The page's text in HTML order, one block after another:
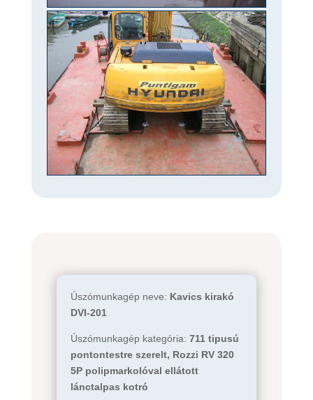
Úszómunkagép neve: Kavics kirakó
DVI-201
Úszómunkagép kategória: 711 tipusú
pontontestre szerelt, Rozzi RV 320
5P polipmarkolóval ellátott
lánctalpas kotró